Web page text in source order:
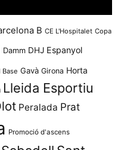
B CE L'Hospitalet Copa
Damm DHJ Espanyol
Base Gavà Girona Horta
Lleida Esportiu
Peralada Prat
Promoció d'ascens